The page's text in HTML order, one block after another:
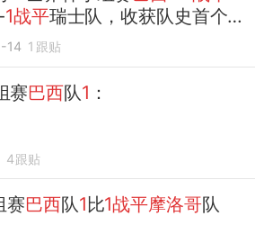
1战平瑞士队，收获队史首个
14 1 跟贴
赛巴西队1 ：
4跟贴
赛巴西队1比1战平摩洛哥队